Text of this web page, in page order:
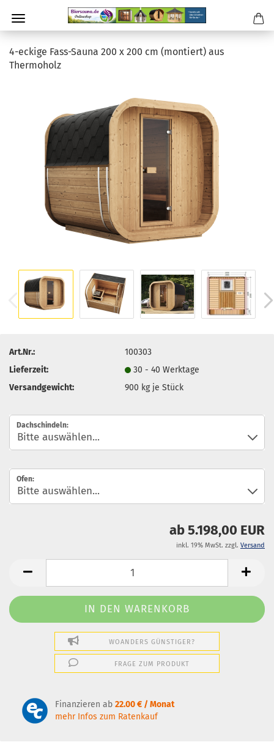
4-eckige Fass-Sauna 200 x 200 cm (montiert) aus
Thermoholz
Art.Nr.:
100303
Lieferzeit:
30 - 40 Werktage
Versandgewicht:
900 kg je Stück
Dachschindeln:
Ofen:
ab 5.198,00 EUR
inkl. 19% MwSt. zzgl. Versand
WOANDERS GÜNSTIGER?
FRAGE ZUM PRODUKT
Finanzieren ab 22.00 € / Monat
mehr Infos zum Ratenkauf